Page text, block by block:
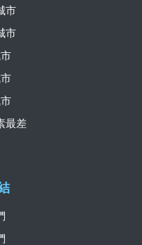
市
市
最差